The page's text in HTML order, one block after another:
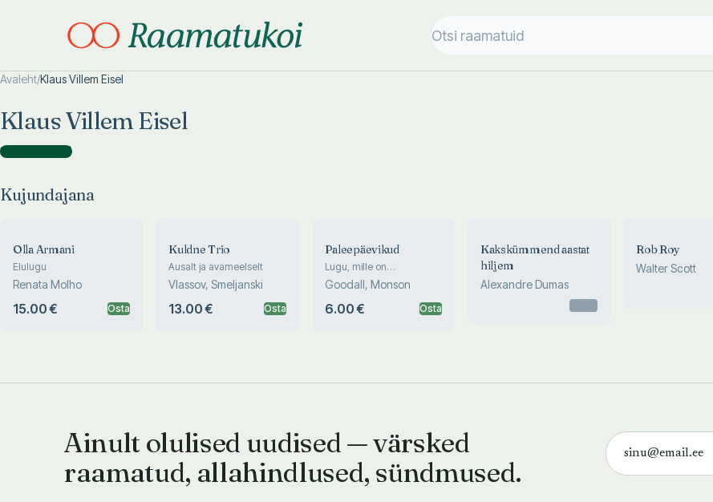
Avaleht/Klaus Villem Eisel
Klaus Villem Eisel
Kujundajana )
Kujundajana
Olla Armani
Elulugu
Renata Molho
15.00 € Osta
Kuldne Trio
Ausalt ja avameelselt
Vlassov, Smeljanski
13.00 € Osta
Paleepäevikud
Lugu, mille on
inspireerinud 12 aastat
paleeväravate taga
Goodall, Monson
6.00 € Osta
Kakskümmend aastat
hiljem
Alexandre Dumas
Rob Roy
Walter Scott
Ainult olulised uudised — värsked
raamatud, allahindlused, sündmused.